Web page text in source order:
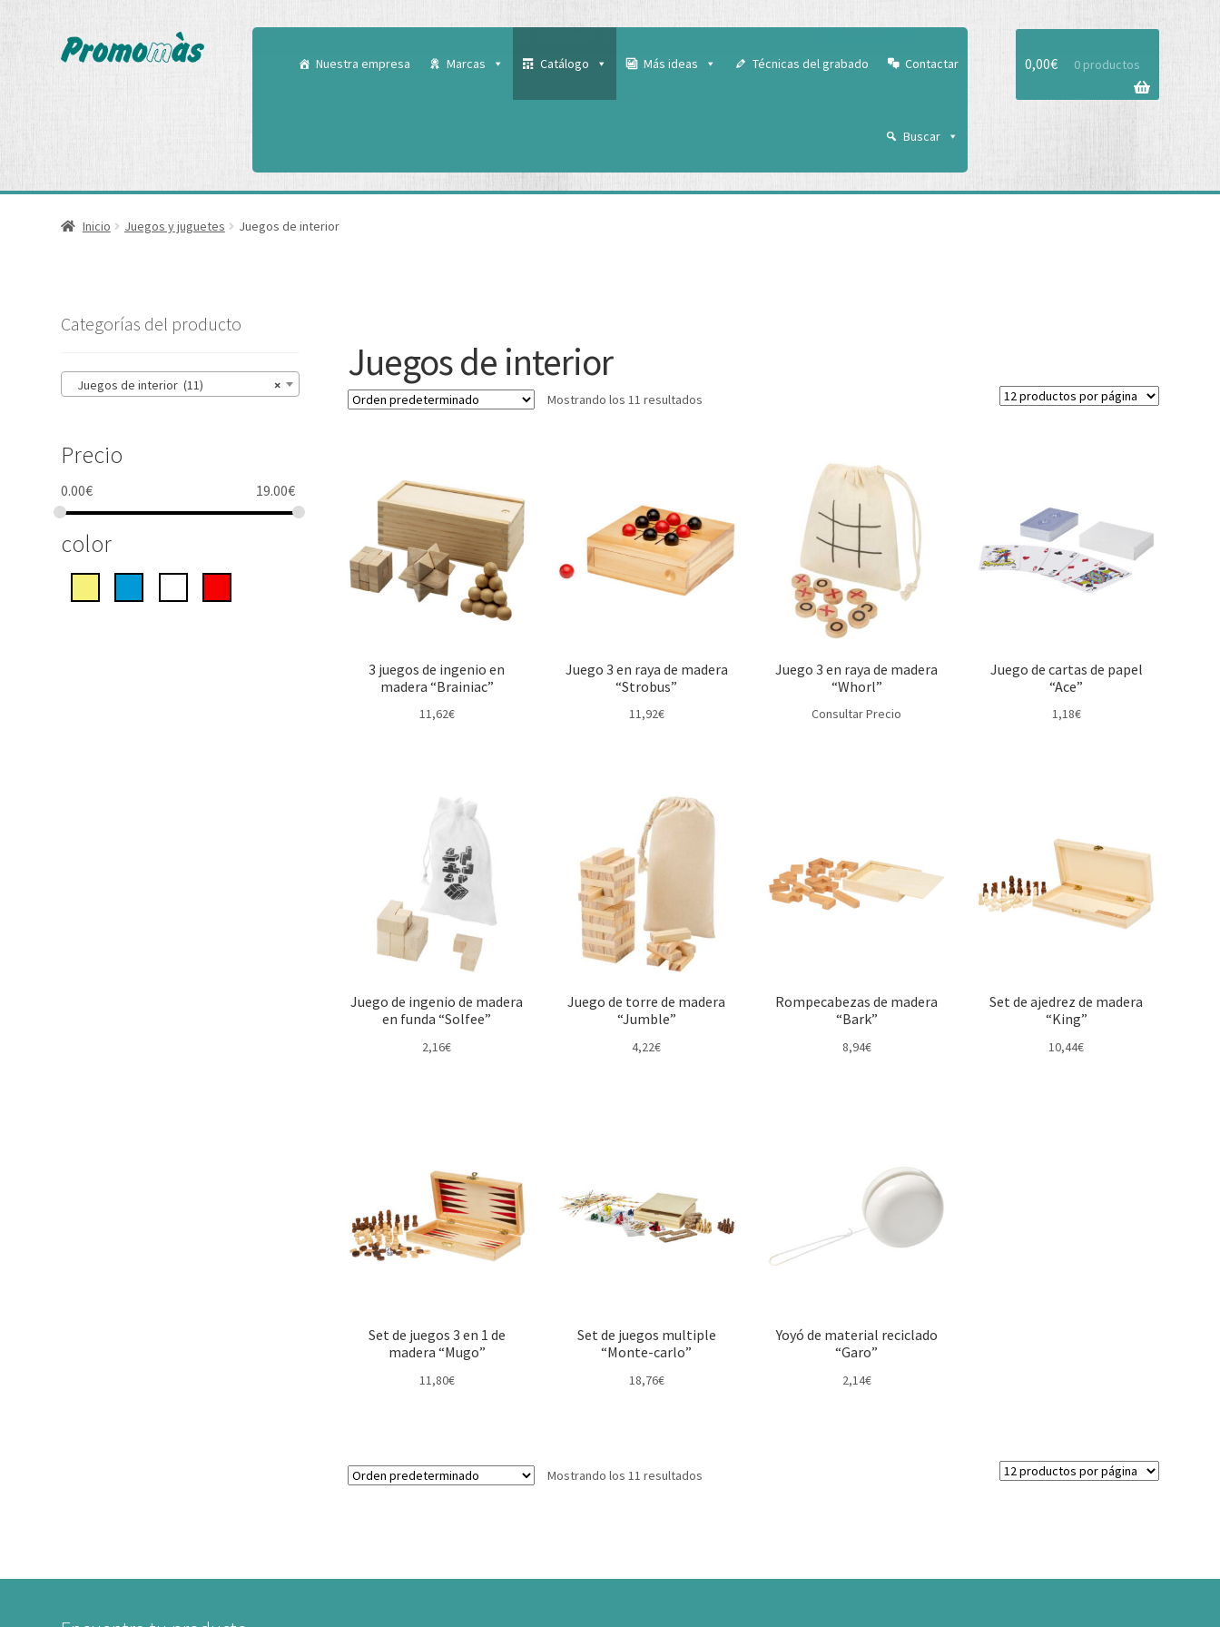
Nuestra empresa Marcas Catálogo Más ideas Técnicas del grabado Contactar
Buscar
0,00€ 0 productos
Inicio Juegos y juguetes Juegos de interior
Juegos de interior
Mostrando los 11 resultados
3 juegos de ingenio en
madera “Brainiac”
11,62€
Juego 3 en raya de madera
“Strobus”
11,92€
Juego 3 en raya de madera
“Whorl”
Consultar Precio
Juego de cartas de papel
“Ace”
1,18€
Juego de ingenio de madera
en funda “Solfee”
2,16€
Juego de torre de madera
“Jumble”
4,22€
Rompecabezas de madera
“Bark”
8,94€
Set de ajedrez de madera
“King”
10,44€
Set de juegos 3 en 1 de
madera “Mugo”
11,80€
Set de juegos multiple
“Monte-carlo”
18,76€
Yoyó de material reciclado
“Garo”
2,14€
Mostrando los 11 resultados
Categorías del producto
×
Juegos de interior (11)
Precio
0.00€ 19.00€
color
Aceptar